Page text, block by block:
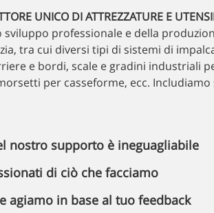
UNICO DI ATTREZZATURE E
sviluppo professionale e della
tra cui diversi tipi di sistemi di
e bordi, scale e gradini industriali
per casseforme, ecc.
nostro supporto è ineguagliabile
di ciò che facciamo
agiamo in base al tuo feedback